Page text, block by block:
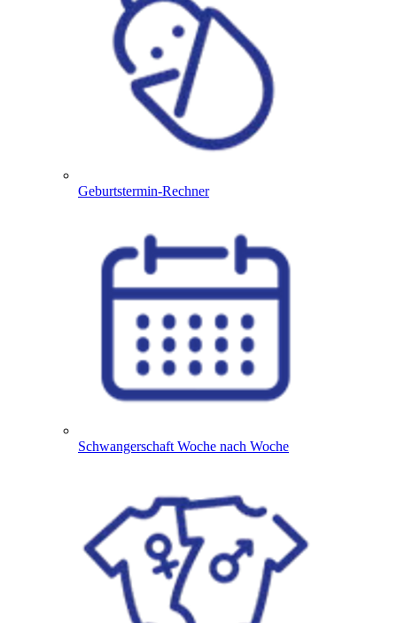
Geburtstermin-Rechner
Schwangerschaft Woche nach Woche